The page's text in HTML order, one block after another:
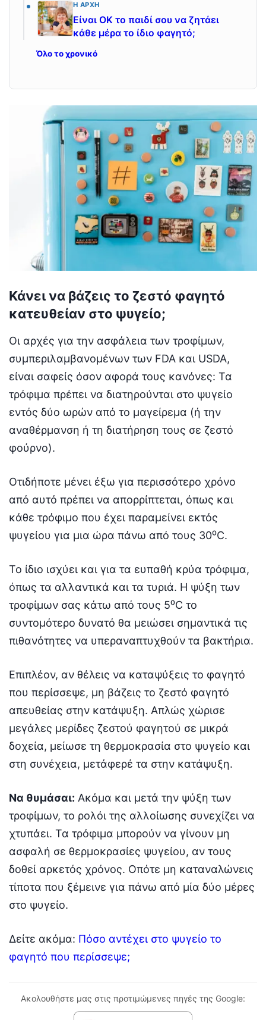
Η ΑΡΧΉ
Είναι ΟΚ το παιδί σου να ζητάει
κάθε μέρα το ίδιο φαγητό;
Όλο το χρονικό
Κάνει να βάζεις το ζεστό φαγητό
κατευθείαν στο ψυγείο;
Οι αρχές για την ασφάλεια των τροφίμων,
συμπεριλαμβανομένων των FDA και USDA,
είναι σαφείς όσον αφορά τους κανόνες: Τα
τρόφιμα πρέπει να διατηρούνται στο ψυγείο
εντός δύο ωρών από το μαγείρεμα (ή την
αναθέρμανση ή τη διατήρηση τους σε ζεστό
φούρνο).
Οτιδήποτε μένει έξω για περισσότερο χρόνο
από αυτό πρέπει να απορρίπτεται, όπως και
κάθε τρόφιμο που έχει παραμείνει εκτός
ψυγείου για μια ώρα πάνω από τους 30⁰C.
Το ίδιο ισχύει και για τα ευπαθή κρύα τρόφιμα,
όπως τα αλλαντικά και τα τυριά. Η ψύξη των
τροφίμων σας κάτω από τους 5⁰C το
συντομότερο δυνατό θα μειώσει σημαντικά τις
πιθανότητες να υπεραναπτυχθούν τα βακτήρια.
Επιπλέον, αν θέλεις να καταψύξεις το φαγητό
που περίσσεψε, μη βάζεις το ζεστό φαγητό
απευθείας στην κατάψυξη. Απλώς χώρισε
μεγάλες μερίδες ζεστού φαγητού σε μικρά
δοχεία, μείωσε τη θερμοκρασία στο ψυγείο και
στη συνέχεια, μετάφερέ τα στην κατάψυξη.
Να θυμάσαι: Ακόμα και μετά την ψύξη των
τροφίμων, το ρολόι της αλλοίωσης συνεχίζει να
χτυπάει. Τα τρόφιμα μπορούν να γίνουν μη
ασφαλή σε θερμοκρασίες ψυγείου, αν τους
δοθεί αρκετός χρόνος. Οπότε μη καταναλώνεις
τίποτα που ξέμεινε για πάνω από μία δύο μέρες
στο ψυγείο.
Δείτε ακόμα: Πόσο αντέχει στο ψυγείο το
φαγητό που περίσσεψε;
Ακολουθήστε μας στις προτιμώμενες πηγές της Google: